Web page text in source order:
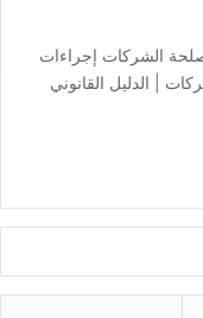
الشركات إجراءات
| الدليل القانوني